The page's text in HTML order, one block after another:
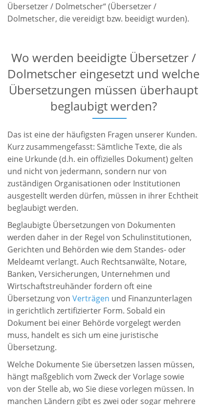
Übersetzer / Dolmetscher“ (Übersetzer /
Dolmetscher, dievereidigt bzw. beeidigt wurden).
Wo werden beeidigte Übersetzer /
Dolmetscher eingesetzt und welche
Übersetzungen müssen überhaupt
beglaubigt werden?
Das ist eine der häufigsten Fragen unserer Kunden.
Kurz zusammengefasst: Sämtliche Texte, die als
eine Urkunde (d.h. ein offizielles Dokument) gelten
und nicht von jedermann, sondern nur von
zuständigen Organisationen oder Institutionen
ausgestellt werden dürfen, müssen in ihrer Echtheit
beglaubigt werden.
Beglaubigte Übersetzungen von Dokumenten
werden daher in der Regel von Schulinstitutionen,
Gerichten und Behörden wie dem Standes- oder
Meldeamt verlangt. Auch Rechtsanwälte, Notare,
Banken, Versicherungen, Unternehmen und
Wirtschaftstreuhänder fordern oft eine
Übersetzung von Verträgen und Finanzunterlagen
in gerichtlich zertifizierter Form. Sobald ein
Dokument bei einer Behörde vorgelegt werden
muss, handelt es sich um eine juristische
Übersetzung.
Welche Dokumente Sie übersetzen lassen müssen,
hängt maßgeblich vom Zweck der Vorlage sowie
von der Stelle ab, wo Sie diese vorlegen müssen. In
manchen Ländern gibt es zwei oder sogar mehrere